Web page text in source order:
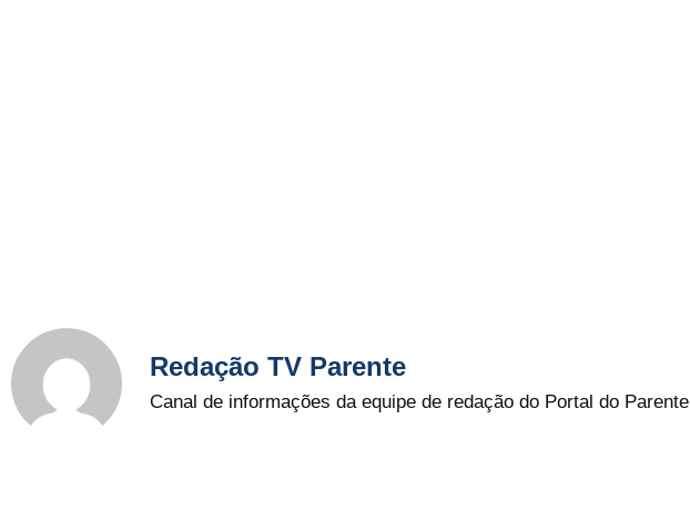
Redação TV Parente
Canal de informações da equipe de redação do Portal do Parente